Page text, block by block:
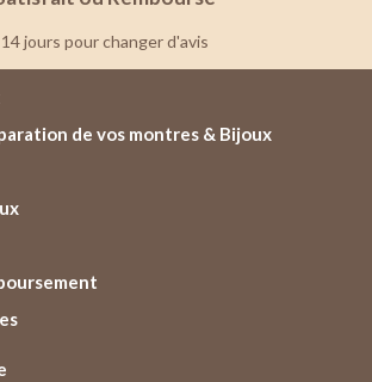
14 jours pour changer d'avis
de vos montres & Bijoux